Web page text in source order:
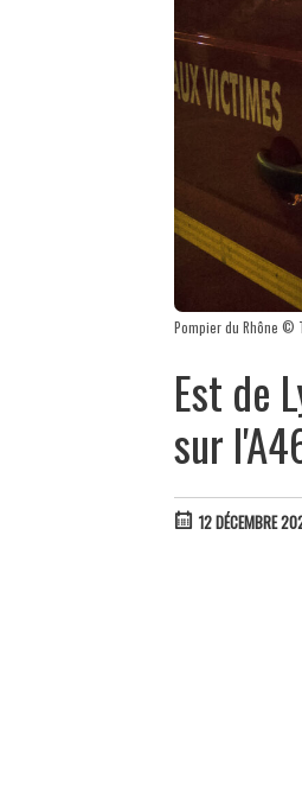
Pompier du Rhône ©
Est de
sur
12 DÉCEMBRE